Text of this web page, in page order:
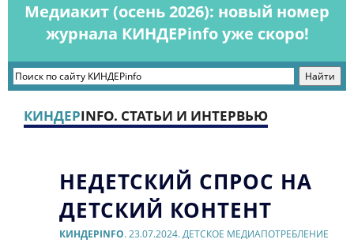
Медиакит (осень 2026): новый номер
журнала КИНДЕРinfo уже скоро!
КИНДЕРINFO. СТАТЬИ И ИНТЕРВЬЮ
НЕДЕТСКИЙ СПРОС НА
ДЕТСКИЙ КОНТЕНТ
КИНДЕРINFO. 23.07.2024. ДЕТСКОЕ МЕДИАПОТРЕБЛЕНИЕ